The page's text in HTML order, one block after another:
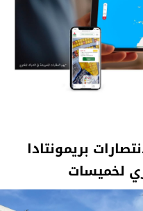
بريمونتادا
لخميسات